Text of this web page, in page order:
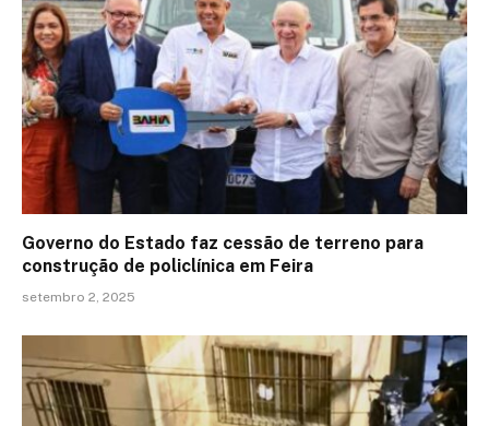
Governo do Estado faz cessão de terreno para
construção de policlínica em Feira
setembro 2, 2025